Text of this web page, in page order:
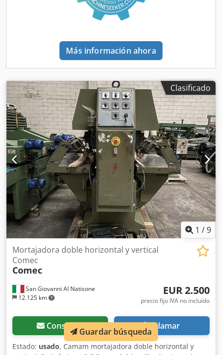
Más información ahora
Clasificado
1 /9
San Giovanni Al Natisone
12.125 km
Mortajadora doble horizontal y vertical
Comec
Comec
EUR 2.500
precio fijo IVA no incluído
Consultar Llamar
Estado: usado, Camam mortajadora doble horizontal y
Guardar búsqueda